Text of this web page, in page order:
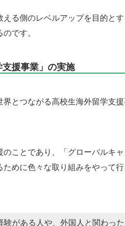
る側のレベルアップを目的と
です。
支援事業」の実施
とつながる高校生海外留学支
ことであり、「グローバルキ
めに色々な取り組みをやって行
験がある人や、外国人と関わっ